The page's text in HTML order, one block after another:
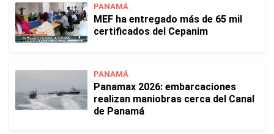
PANAMÁ
MEF ha entregado más de 65 mil
certificados del Cepanim
PANAMÁ
Panamax 2026: embarcaciones
realizan maniobras cerca del Canal
de Panamá